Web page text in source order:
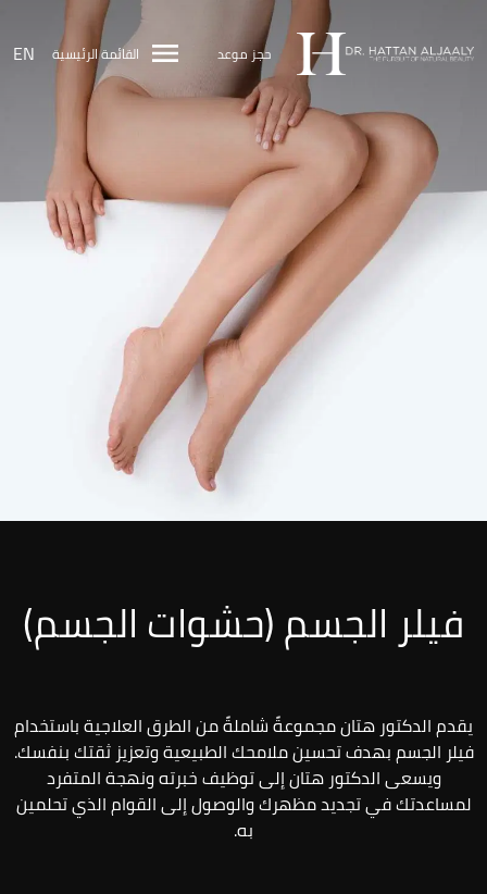
حجز موعد القائمة الرئيسية EN
فيلر الجسم (حشوات الجسم)
يقدم الدكتور هتان مجموعةً شاملةً من الطرق العلاجية باستخدام
فيلر الجسم بهدف تحسين ملامحك الطبيعية وتعزيز ثقتك بنفسك.
ويسعى الدكتور هتان إلى توظيف خبرته ونهجة المتفرد
لمساعدتك في تجديد مظهرك والوصول إلى القوام الذي تحلمين
به.